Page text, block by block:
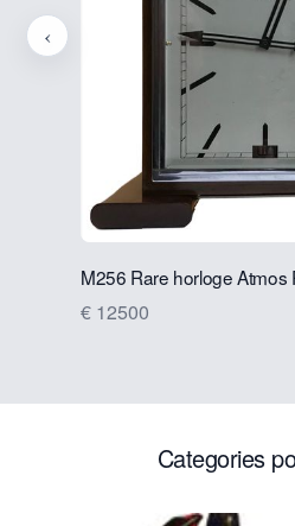
M256 Rare horloge Atmos
€ 12500
‹
Categories